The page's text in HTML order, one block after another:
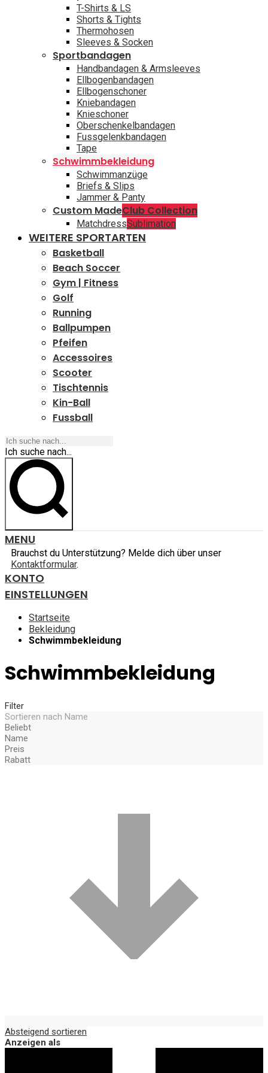
T-Shirts & LS
Shorts & Tights
Thermohosen
Sleeves & Socken
Sportbandagen
Handbandagen & Armsleeves
Ellbogenbandagen
Ellbogenschoner
Kniebandagen
Knieschoner
Oberschenkelbandagen
Fussgelenkbandagen
Tape
Schwimmbekleidung
Schwimmanzüge
Briefs & Slips
Jammer & Panty
Custom MadeClub Collection
MatchdressSublimation
WEITERE SPORTARTEN
Basketball
Beach Soccer
Gym | Fitness
Golf
Running
Ballpumpen
Pfeifen
Accessoires
Scooter
Tischtennis
Kin-Ball
Fussball
Ich suche nach...
MENU
Brauchst du Unterstützung? Melde dich über unser
Kontaktformular.
KONTO
EINSTELLUNGEN
Startseite
Bekleidung
Schwimmbekleidung
Schwimmbekleidung
Filter
Sortieren nach Name
Beliebt
Name
Preis
Rabatt
Absteigend sortieren
Anzeigen als